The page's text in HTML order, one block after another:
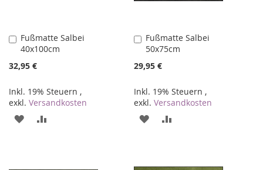
Fußmatte Salbei
40x100cm
32,95 €
Inkl. 19% Steuern ,
exkl. Versandkosten
In
den
Warenkorb
ZUR
Fußmatte Salbei
50x75cm
29,95 €
Inkl. 19% Steuern ,
exkl.Versandkosten
In
den
Warenkorb
ZUR